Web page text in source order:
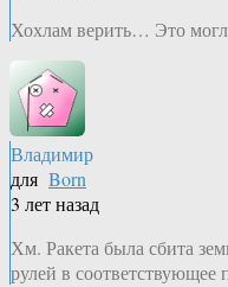
Хохлам верить… Это
Владимир
для Born
3 лет назад
Хм. Ракета была сбита
рулей в соответствующее